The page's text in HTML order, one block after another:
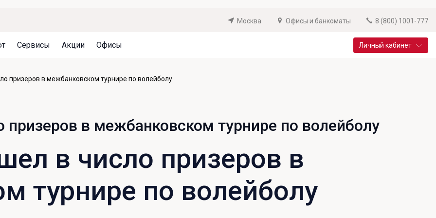
Москва Офисы и банкоматы 8 (800) 1001-777
Система страхования вкладов
Архив вкладов
Привилегии для клиентов
Реструктуризация
Оценка недвижимости
Документы
Кешбэк
Сервисы
Акции
Офисы Личный кабинет
призеров в межбанковском турнире по волейболу
призеров в межбанковском турнире по волейболу
в число призеров в
турнире по волейболу